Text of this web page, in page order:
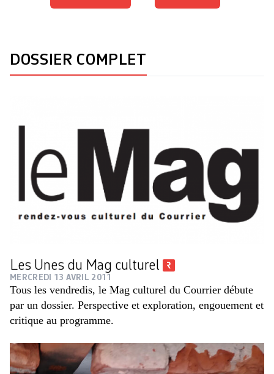
DOSSIER COMPLET
Les Unes du Mag culturel
MERCREDI 13 AVRIL 2011
Tous les vendredis, le Mag culturel du Courrier débute
par un dossier. Perspective et exploration, engouement et
critique au programme.